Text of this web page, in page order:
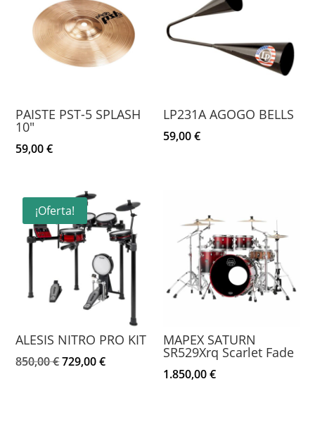
PAISTE PST-5 SPLASH
10″
59,00€
LP231A AGOGO BELLS
59,00€
¡Oferta!
ALESIS NITRO PRO KIT
850,00€El
729,00€El
MAPEX SATURN
SR529Xrq Scarlet Fade
1.850,00€